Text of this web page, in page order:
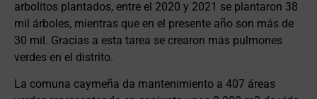
arbolitos plantados, entre el 2020 y 2021 se plantaron 38
mil árboles, mientras que en el presente año son más de
30 mil. Gracias a esta tarea se crearon más pulmones
verdes en el distrito.
La comuna caymeña da mantenimiento a 407 áreas